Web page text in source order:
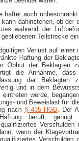
haftet auch
kann dahinstehen, ob der
während der
Teilstrecke
Verlust auf einer
Haftung der
Obhut der Beklagten
die Annahme,
der Beklagten
und in dem
werde,
und Beweislast für
nach § 435 HGB . Der
beruft, genügt
Verschulden
wenn der
Verschulden